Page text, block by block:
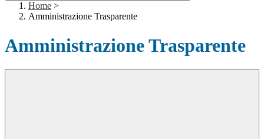
Home >
Amministrazione Trasparente
Amministrazione Trasparente